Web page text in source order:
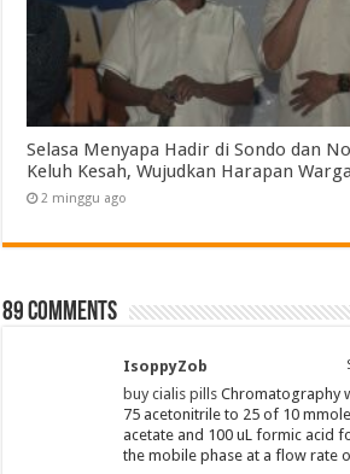
Selasa Menyapa Hadir di Sondo dan
Keluh Kesah, Wujudkan Harapan Warga
2 minggu ago
89 comments
IsoppyZob
buy cialis pills Chromatography
75 acetonitrile to 25 of 10
acetate and 100 uL formic acid
the mobile phase at a flow rate